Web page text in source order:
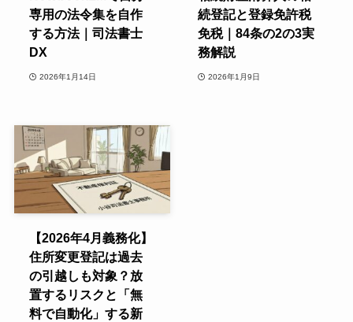
専用の法令集を自作
する方法｜司法書士
DX
2026年1月14日
続登記と登録免許税
免税｜84条の2の3実
務解説
2026年1月9日
【2026年4月義務化】
住所変更登記は過去
の引越しも対象？放
置するリスクと「無
料で自動化」する新